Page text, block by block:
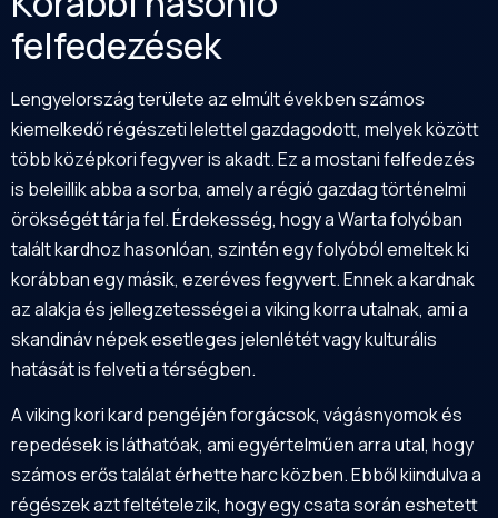
felfedezések
Lengyelország területe az elmúlt években számos
kiemelkedő régészeti lelettel gazdagodott, melyek között
több középkori fegyver is akadt. Ez a mostani felfedezés
is beleillik abba a sorba, amely a régió gazdag történelmi
örökségét tárja fel. Érdekesség, hogy a Warta folyóban
talált kardhoz hasonlóan, szintén egy folyóból emeltek ki
korábban egy másik, ezeréves fegyvert. Ennek a kardnak
az alakja és jellegzetességei a viking korra utalnak, ami a
skandináv népek esetleges jelenlétét vagy kulturális
hatását is felveti a térségben.
A viking kori kard pengéjén forgácsok, vágásnyomok és
repedések is láthatóak, ami egyértelműen arra utal, hogy
számos erős találat érhette harc közben. Ebből kiindulva a
régészek azt feltételezik, hogy egy csata során eshetett